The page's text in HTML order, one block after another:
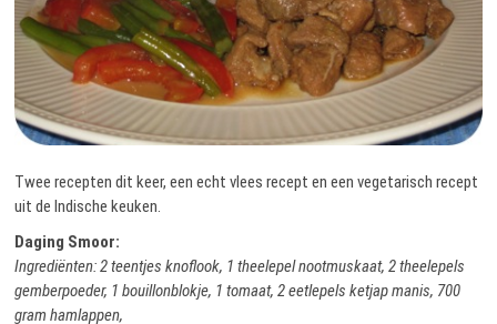
Twee recepten dit keer, een echt vlees recept en een vegetarisch recept
uit de Indische keuken.
Daging Smoor:
Ingrediënten: 2 teentjes knoflook, 1 theelepel nootmuskaat, 2 theelepels
gemberpoeder, 1 bouillonblokje, 1 tomaat, 2 eetlepels ketjap manis, 700
gram hamlappen,